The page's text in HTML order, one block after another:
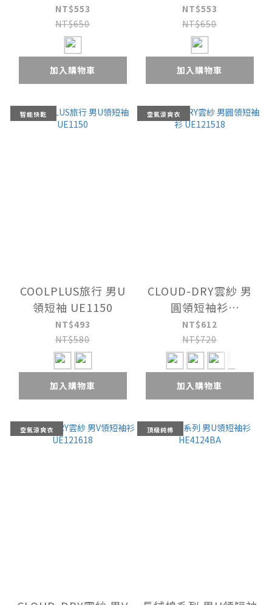
NT$553
NT$650
加入購物車
NT$553
NT$650
加入購物車
智能快乾
COOLPLUS旅行 男U
領短袖 UE1150
NT$493
NT$580
加入購物車
空氣涼爽衣
CLOUD-DRY雲紗 男
圓領短袖衫
UE121518
NT$612
NT$720
加入購物車
空氣涼爽衣 頂級純棉